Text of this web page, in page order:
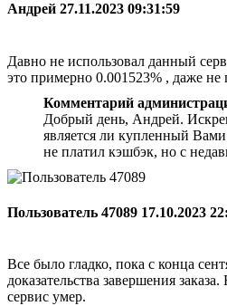
Андрей 27.11.2023 09:31:59
Давно не использовал данный
это примерно 0.001523% , даже не
Комментарий
Добрый день, Андрей.
является ли купленный
не платил кэшбэк, но с
Пользователь 47089 17.10.2023
Все было гладко, пока с конца
доказательства завершения
сервис умер.